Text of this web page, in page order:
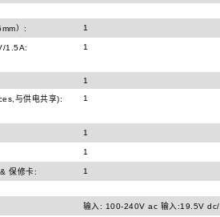
）: 1
1.5A: 1
1
与供电共享): 1
1
1
保修卡: 1
输入: 100-240V ac 输入:19.5V